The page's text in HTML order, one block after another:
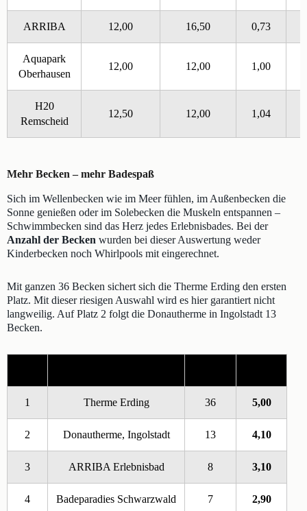
ARRIBA 12,00 16,50 0,73
Aquapark
Oberhausen
12,00 12,00 1,00
H20
Remscheid
12,50 12,00 1,04
Mehr Becken – mehr Badespaß
Sich im Wellenbecken wie im Meer fühlen, im Außenbecken die
Sonne genießen oder im Solebecken die Muskeln entspannen –
Schwimmbecken sind das Herz jedes Erlebnisbades. Bei der
Anzahl der Becken wurden bei dieser Auswertung weder
Kinderbecken noch Whirlpools mit eingerechnet.
Mit ganzen 36 Becken sichert sich die Therme Erding den ersten
Platz. Mit dieser riesigen Auswahl wird es hier garantiert nicht
langweilig. Auf Platz 2 folgt die Donautherme in Ingolstadt 13
Becken.
1 Therme Erding 36 5,00
2 Donautherme, Ingolstadt 13 4,10
3 ARRIBA Erlebnisbad 8 3,10
4 Badeparadies Schwarzwald 7 2,90